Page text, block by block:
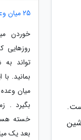
در ماشین
25 میان وعده سالم و سریع برای محل کار
خوردن
تواند به
بمانید.
میان
بگیرد .
خسته
بعد یک